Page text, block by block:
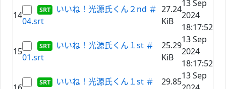
14
いいね！光源氏くん２nd ＃
04.srt
27.24
KiB
13 Sep
2024
18:17:52
15
いいね！光源氏くん１st ＃
01.srt
25.29
KiB
13 Sep
2024
18:17:52
いいね！光源氏くん１st ＃
29.85
13 Sep